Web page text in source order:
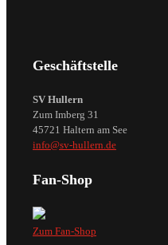
Geschäftstelle
SV Hullern
Zum Imberg 31
45721 Haltern am See
info@sv-hullern.de
Fan-Shop
Zum Fan-Shop